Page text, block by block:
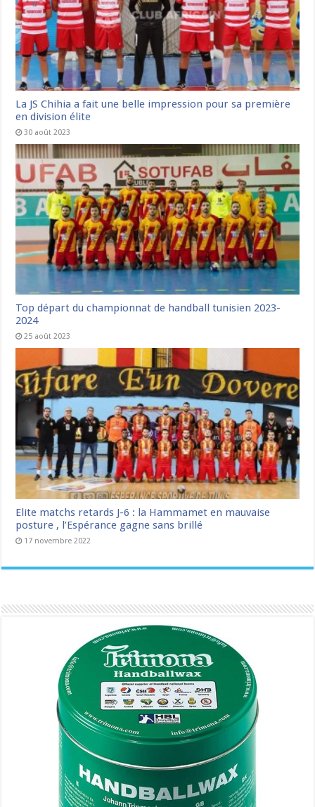
La JS Chihia a fait une belle impression pour sa première
en division élite
30 août 2023
Top départ du championnat de handball tunisien 2023-
2024
25 août 2023
Elite matchs retards J-6 : la Hammamet en mauvaise
posture , l’Espérance gagne sans brillé
17 novembre 2022